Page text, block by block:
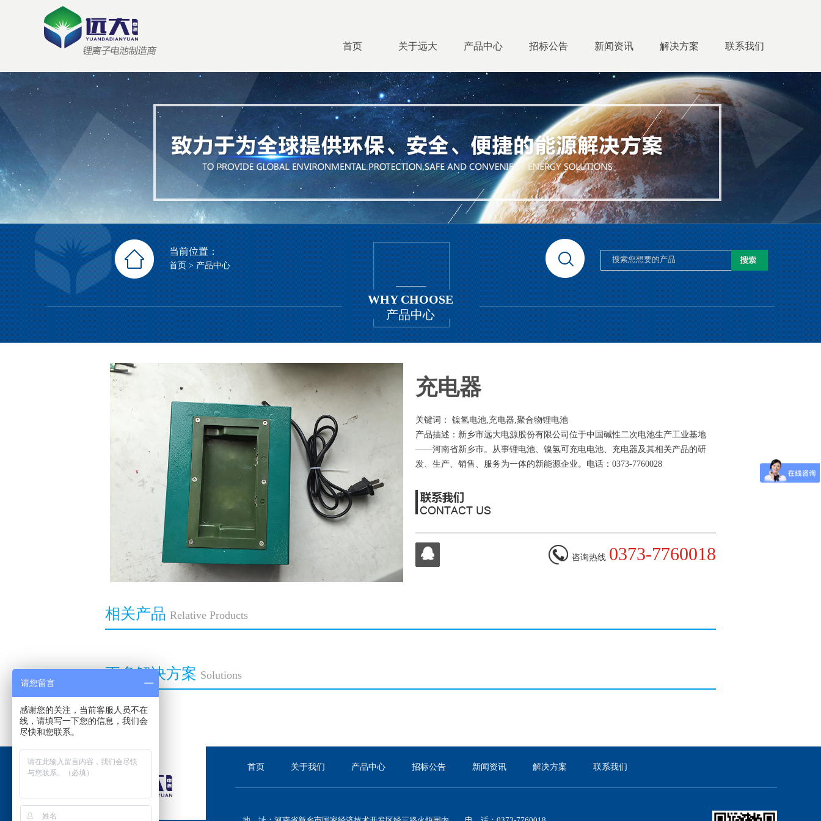
联系我们
解决方案
新闻资讯
招标公告
产品中心
关于远大
首页
当前位置：
首页>产品中心
WHY CHOOSE
产品中心
充电器
关键词： 镍氢电池,充电器,聚合物锂电池
产品描述：新乡市远大电源股份有限公司位于中国碱性二次电池生产工业基地
——河南省新乡市。从事锂电池、镍氢可充电电池、充电器及其相关产品的研
发、生产、销售、服务为一体的新能源企业。电话：0373-7760028
咨询热线 0373-7760018
相关产品 Relative Products
更多解决方案 Solutions
首页 关于我们 产品中心 招标公告 新闻资讯 解决方案 联系我们
请您留言
感谢您的关注，当前客服人员不在
线，请填写一下您的信息，我们会
尽快和您联系。